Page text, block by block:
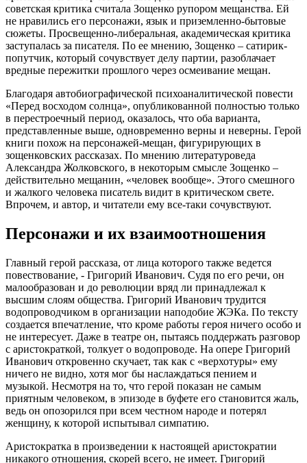
советская критика считала Зощенко рупором мещанства. Ей
не нравились его персонажи, язык и приземленно-бытовые
сюжеты. Просвещенно-либеральная, академическая критика
заступалась за писателя. По ее мнению, Зощенко – сатирик-
попутчик, который сочувствует делу партии, разоблачает
вредные пережитки прошлого через осмеивание мещан.
Благодаря автобиографической психоаналитической повести
«Перед восходом солнца», опубликованной полностью только
в перестроечный период, оказалось, что оба варианта,
представленные выше, одновременно верны и неверны. Герой
книги похож на персонажей-мещан, фигурирующих в
зощенковских рассказах. По мнению литературоведа
Александра Жолковского, в некоторым смысле Зощенко –
действительно мещанин, «человек вообще». Этого смешного
и жалкого человека писатель видит в критическом свете.
Впрочем, и автор, и читатели ему все-таки сочувствуют.
Персонажи и их взаимоотношения
Главный герой рассказа, от лица которого также ведется
повествование, - Григорий Иванович. Судя по его речи, он
малообразован и до революции вряд ли принадлежал к
высшим слоям общества. Григорий Иванович трудится
водопроводчиком в организации наподобие ЖЭКа. По тексту
создается впечатление, что кроме работы героя ничего особо и
не интересует. Даже в театре он, пытаясь поддержать разговор
с аристократкой, толкует о водопроводе. На опере Григорий
Иванович откровенно скучает, так как с «верхотуры» ему
ничего не видно, хотя мог бы наслаждаться пением и
музыкой. Несмотря на то, что герой показан не самым
приятным человеком, в эпизоде в буфете его становится жаль,
ведь он опозорился при всем честном народе и потерял
женщину, к которой испытывал симпатию.
Аристократка в произведении к настоящей аристократии
никакого отношения, скорей всего, не имеет. Григорий